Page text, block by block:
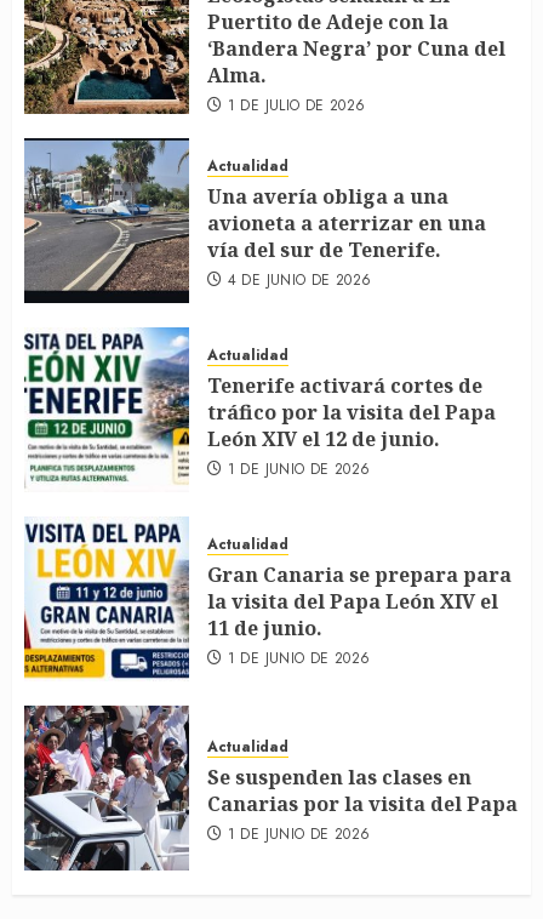
Puertito de Adeje con la
‘Bandera Negra’ por Cuna del
Alma.
1 DE JULIO DE 2026
Actualidad
Una avería obliga a una
avioneta a aterrizar en una
vía del sur de Tenerife.
4 DE JUNIO DE 2026
Actualidad
Tenerife activará cortes de
tráfico por la visita del Papa
León XIV el 12 de junio.
1 DE JUNIO DE 2026
Actualidad
Gran Canaria se prepara para
la visita del Papa León XIV el
11 de junio.
1 DE JUNIO DE 2026
Actualidad
Se suspenden las clases en
Canarias por la visita del Papa
1 DE JUNIO DE 2026